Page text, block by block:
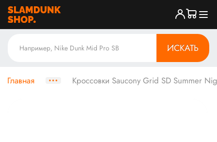
ИСКАТЬ
Главная Кроссовки Saucony Grid SD Summer